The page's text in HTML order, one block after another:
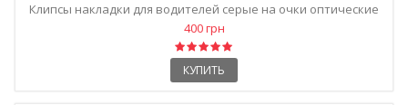
Клипсы накладки для водителей серые на очки оптические
400 грн
КУПИТЬ